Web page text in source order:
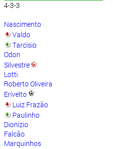
4-3-3
Nascimento
Valdo
Tarcísio
Odon
Silvestre
Lotti
Roberto Oliveira
Erivelto
Luiz Frazão
Paulinho
Dionizio
Falcão
Marquinhos